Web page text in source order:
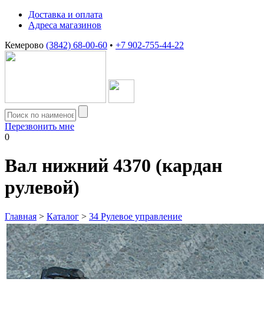
Доставка и оплата
Адреса магазинов
Кемерово (3842) 68-00-60 • +7 902-755-44-22
Перезвонить мне
0
Вал нижний 4370 (кардан
рулевой)
Главная > Каталог > 34 Рулевое управление